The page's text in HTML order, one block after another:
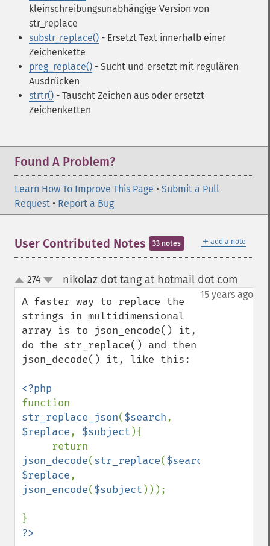
kleinschreibungsunabhängige Version von
str_replace
substr_replace() - Ersetzt Text innerhalb einer
Zeichenkette
preg_replace() - Sucht und ersetzt mit regulären
Ausdrücken
strtr() - Tauscht Zeichen aus oder ersetzt
Zeichenketten
Found A Problem?
Learn How To Improve This Page • Submit a Pull
Request • Report a Bug
＋ add a note
User Contributed Notes 33 notes
up
down
274 nikolaz dot tang at hotmail dot com
15 years ago
A faster way to replace the
strings in multidimensional
array is to json_encode() it,
do the str_replace() and then
json_decode() it, like this:
str_replace_json($search
$replace, $subject ){
json_decode(str_replace($search
$replace
json_encode($subject )));